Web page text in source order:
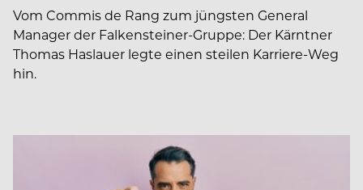
Vom Commis de Rang zum jüngsten General
Manager der Falkensteiner-Gruppe: Der Kärntner
Thomas Haslauer legte einen steilen Karriere-Weg
hin.